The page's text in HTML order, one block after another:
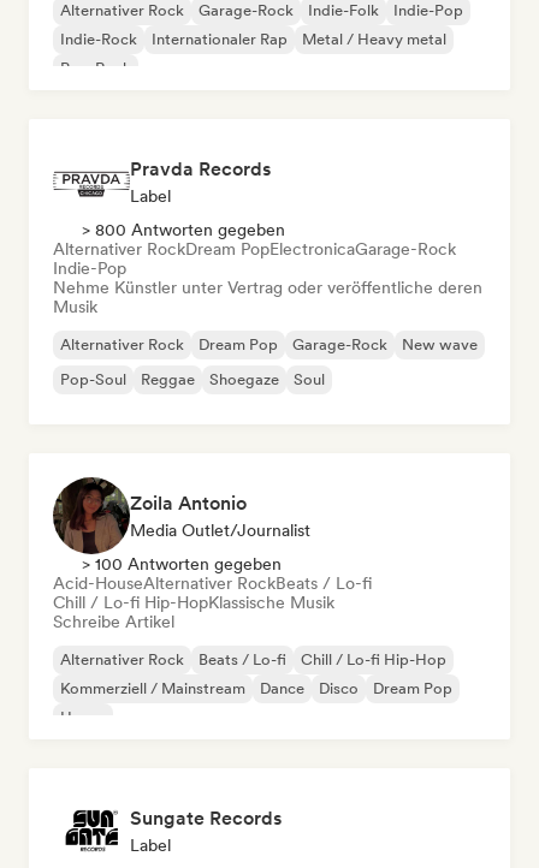
Alternativer Rock Garage-Rock Indie-Folk
Indie-Pop
Indie-Rock
Internationaler Rap
Metal / Heavy metal
Pop-Rock
Pravda Records
Label
> 800 Antworten gegeben
Alternativer RockDream PopElectronicaGarage-Rock
Indie-Pop
Nehme Künstler unter Vertrag oder veröffentliche deren
Musik
Alternativer Rock Dream Pop Garage-Rock
New wave
Pop-Soul
Reggae Shoegaze Soul
Zoila Antonio
Media Outlet/Journalist
> 100 Antworten gegeben
Acid-HouseAlternativer RockBeats / Lo-fi
Chill / Lo-fi Hip-HopKlassische Musik
Schreibe Artikel
Alternativer Rock Beats / Lo-fi
Chill / Lo-fi Hip-Hop
Kommerziell / Mainstream
Dance Disco
Dream Pop
House
Sungate Records
Label